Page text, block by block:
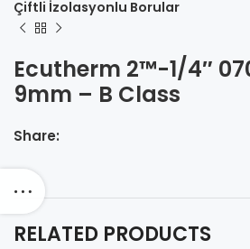
Çiftli İzolasyonlu Borular
Ecutherm 2™-1/4″
9mm – B Class
Share:
RELATED PRODUCTS